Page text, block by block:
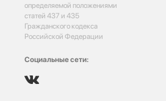
определяемой положениями
статей 437 и 435
Гражданского кодекса
Российской Федерации
Социальные сети: